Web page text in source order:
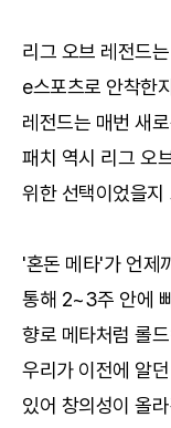
리그 오브 레전드
e스포츠로 안착한
레전드는 매번 새
패치 역시 리그 오
위한 선택이었을지
'혼돈 메타'가 언제
통해 2~3주 안에
향로 메타처럼 롤
우리가 이전에 알
있어 창의성이 올